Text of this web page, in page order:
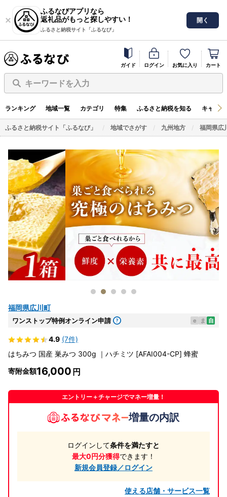
ふるなびアプリなら
返礼品がもっと探しやすい！
ふるさと納税サイト「ふるなび」
開く
ガイド ログイン お気に入り カート
キーワードを入力
ランキング 地域一覧 カテゴリ 特集 ふるさと納税を知る キャン
ふるさと納税サイト「ふるなび」 地域でさがす 九州地方 福岡県広
福岡県広川町
ワンストップ特例オンライン申請 e ま 自
4.9 (7件)
はちみつ 国産 巣みつ 300g ｜ハチミツ [AFAI004-CP] 蜂蜜
寄附金額16,000
エントリー＋チャージでマネー増量！
増量の内訳
ログインして条件を満たすと
最大0円分獲得できます！
新規会員登録／ログイン
使える店舗・サービス一覧